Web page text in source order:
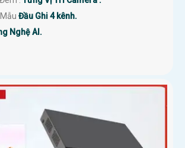
Đầu Ghi 4 kênh.
Nghệ AI.